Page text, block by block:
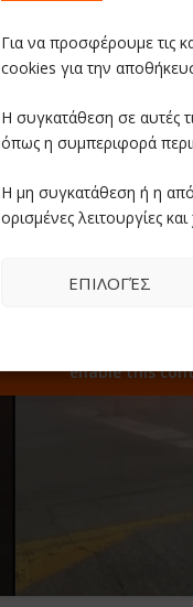
Για να προσφέρουμε τις
cookies για την
Η συγκατάθεση σε αυτές
όπως η συμπεριφορά
Η μη συγκατάθεση ή η
ορισμένες λειτουργίες
ΕΠΙΛΟΓΈΣ
Click to accept
enable this